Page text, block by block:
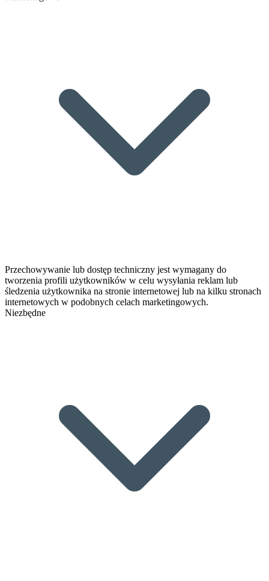
Przechowywanie lub dostęp techniczny jest wymagany do
tworzenia profili użytkowników w celu wysyłania reklam lub
śledzenia użytkownika na stronie internetowej lub na kilku stronach
internetowych w podobnych celach marketingowych.
Niezbędne